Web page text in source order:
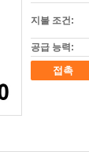
지불 조건:
공급 능력:
접촉